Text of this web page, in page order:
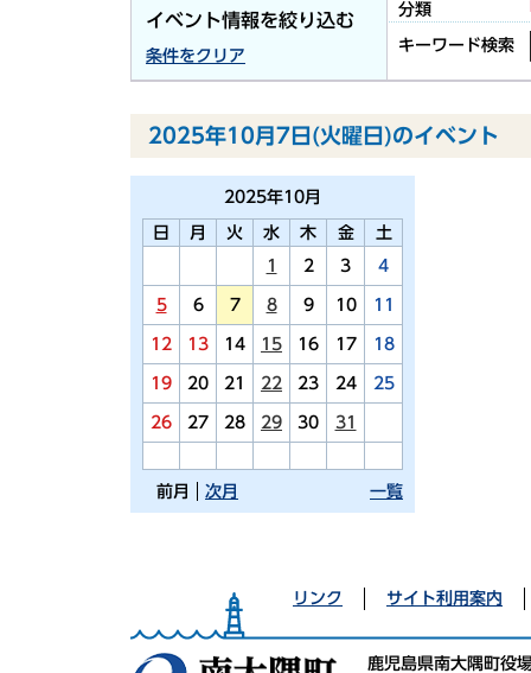
イベント情報を絞り込む
条件をクリア
分類
キーワード検索
2025年10月7日(火曜日)のイベント
2025年10月
日 月 火 水 木 金
土
1
2 3 4
5 6 7 8 9 10 11
12 13 14 15 16 17 18
19 20 21 22 23 24 25
26 27 28 29 30 31
前月 一覧
次月
リンク サイト利用案内
鹿児島県南大隅町役